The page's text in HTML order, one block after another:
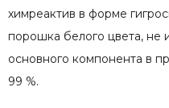
химреактив в форме
порошка белого цвета,
основного компонента в
99 %.